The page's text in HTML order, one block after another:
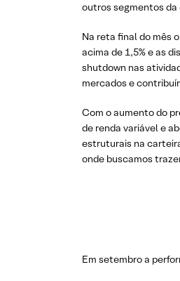
outros segmentos da
Na reta final do mês
acima de 1,5% e as
shutdown nas
mercados e
Com o aumento do
de renda variável e
estruturais na
onde buscamos
Em setembro a